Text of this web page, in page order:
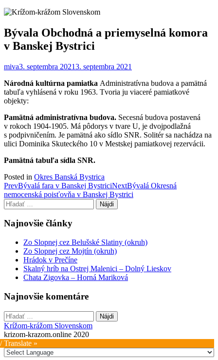
Bývala Obchodná a priemyselná komora
v Banskej Bystrici
miva3. septembra 20213. septembra 2021
Národná kultúrna pamiatka Administratívna budova a pamätná
tabuľa vyhlásená v roku 1963. Tvoria ju viaceré pamiatkové
objekty:
Pamätná administratívna budova. Secesná budova postavená
v rokoch 1904-1905. Má pôdorys v tvare U, je dvojpodlažná
s podpivničením. Je pamätná ako sídlo SNR. Solitér sa nachádza na
ulici Dominika Skuteckého 10 v Mestskej pamiatkovej rezervácii.
Pamätná tabuľa sídla SNR.
Posted in Okres Banská Bystrica
Post
navigation
PrevBývalá fara v Banskej BystriciNextBývalá Okresná
nemocenská poisťovňa v Banskej Bystrici
Hľadať:
Najnovšie články
Zo Slopnej cez Belušské Slatiny (okruh)
Zo Slopnej cez Mojtín (okruh)
Hrádok v Prečíne
Skalný hríb na Ostrej Malenici – Dolný Lieskov
Chata Zigovka – Horná Mariková
Najnovšie komentáre
Hľadať:
Krížom-krážom Slovenskom
krizom-krazom.online 2020
Translate »